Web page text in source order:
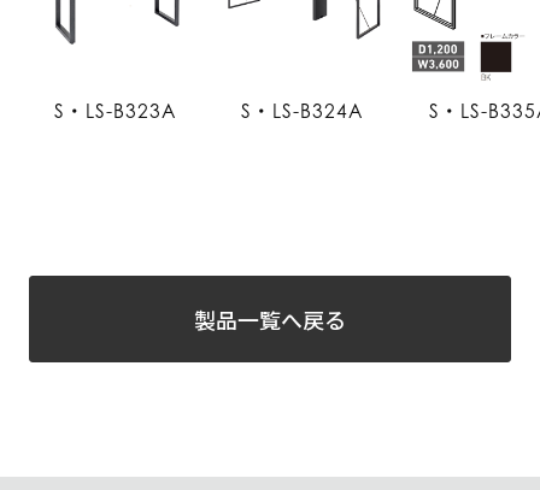
S・LS-B323A S・LS-B324A S・LS-
製品一覧へ戻る